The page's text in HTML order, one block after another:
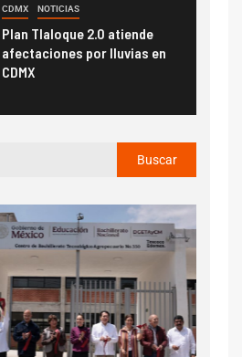
CDMX NOTICIAS
Plan Tlaloque 2.0 atiende
afectaciones por lluvias en
CDMX